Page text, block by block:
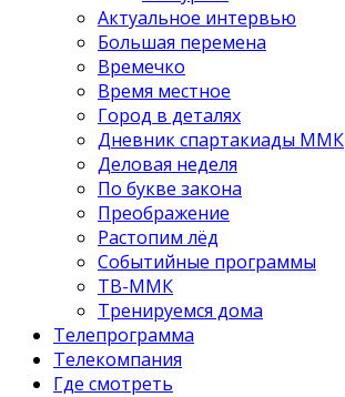
Актуальное интервью
Большая перемена
Времечко
Время местное
Город в деталях
Дневник спартакиады ММК
Деловая неделя
По букве закона
Преображение
Растопим лёд
Событийные программы
ТВ-ММК
Тренируемся дома
Телепрограмма
Телекомпания
Где смотреть